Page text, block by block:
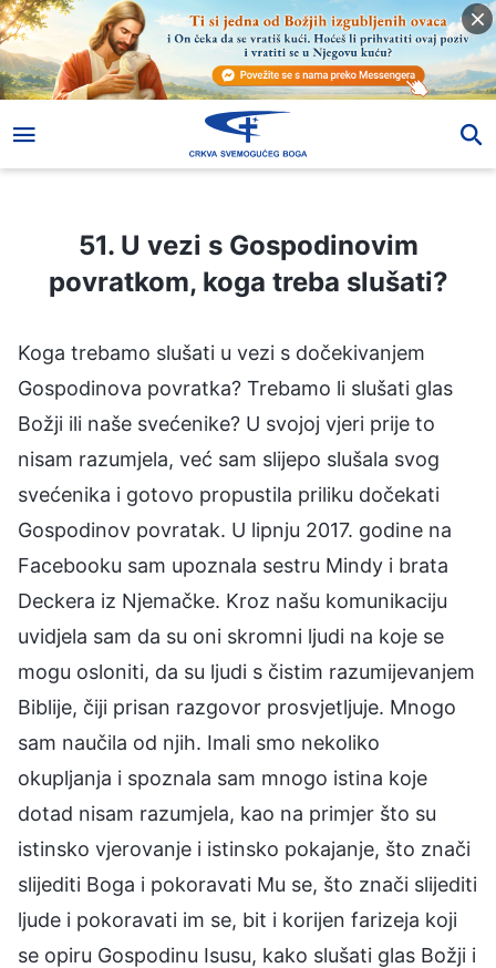
51. U vezi s Gospodinovim
povratkom, koga treba slušati?
Koga trebamo slušati u vezi s dočekivanjem
Gospodinova povratka? Trebamo li slušati glas
Božji ili naše svećenike? U svojoj vjeri prije to
nisam razumjela, već sam slijepo slušala svog
svećenika i gotovo propustila priliku dočekati
Gospodinov povratak. U lipnju 2017. godine na
Facebooku sam upoznala sestru Mindy i brata
Deckera iz Njemačke. Kroz našu komunikaciju
uvidjela sam da su oni skromni ljudi na koje se
mogu osloniti, da su ljudi s čistim razumijevanjem
Biblije, čiji prisan razgovor prosvjetljuje. Mnogo
sam naučila od njih. Imali smo nekoliko
okupljanja i spoznala sam mnogo istina koje
dotad nisam razumjela, kao na primjer što su
istinsko vjerovanje i istinsko pokajanje, što znači
slijediti Boga i pokoravati Mu se, što znači slijediti
ljude i pokoravati im se, bit i korijen farizeja koji
se opiru Gospodinu Isusu, kako slušati glas Božji i